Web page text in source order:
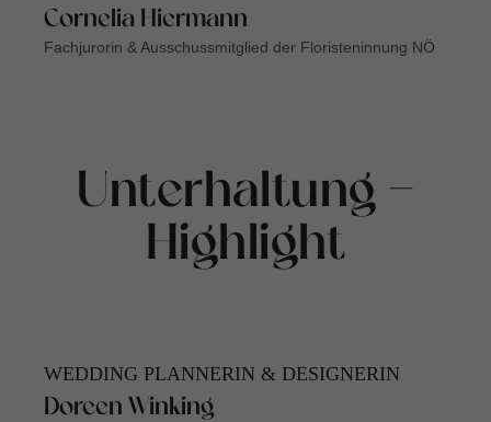
Cornelia Hiermann
Fachjurorin & Ausschussmitglied der Floristeninnung NÖ
Unterhaltung -
Highlight
WEDDING PLANNERIN & DESIGNERIN
Doreen Winking